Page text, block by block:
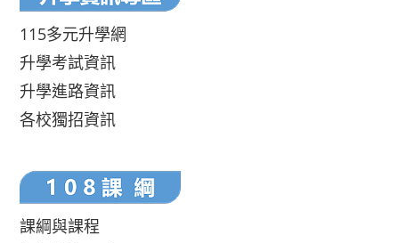
115多元升學網
升學考試資訊
升學進路資訊
各校獨招資訊
課綱與課程